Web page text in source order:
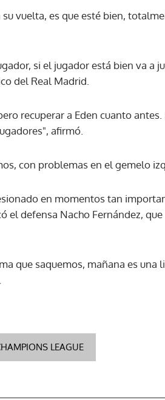
vuelta, es que esté bien,
si el jugador está bien va a
del Real Madrid.
recuperar a Eden cuanto
afirmó.
con problemas en el gemelo
en momentos tan
el defensa Nacho Fernández,
que saquemos, mañana es una
LEAGUE